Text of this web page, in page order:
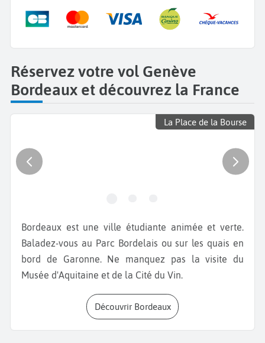
Réservez votre vol Genève
Bordeaux et découvrez la France
La Place de la Bourse
Bordeaux est une ville étudiante animée et verte.
Baladez-vous au Parc Bordelais ou sur les quais en
bord de Garonne. Ne manquez pas la visite du
Musée d'Aquitaine et de la Cité du Vin.
Découvrir Bordeaux